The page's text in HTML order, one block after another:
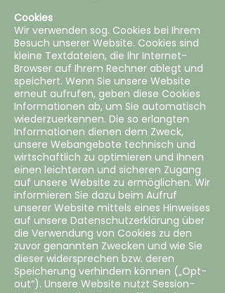
Cookies
‍Wir verwenden sog. Cookies bei Ihrem
Besuch unserer Website. Cookies sind
kleine Textdateien, die Ihr Internet-
Browser auf Ihrem Rechner ablegt und
speichert. Wenn Sie unsere Website
erneut aufrufen, geben diese Cookies
Informationen ab, um Sie automatisch
wiederzuerkennen. Die so erlangten
Informationen dienen dem Zweck,
unsere Webangebote technisch und
wirtschaftlich zu optimieren und Ihnen
einen leichteren und sicheren Zugang
auf unsere Website zu ermöglichen. Wir
informieren Sie dazu beim Aufruf
unserer Website mittels eines Hinweises
auf unsere Datenschutzerklärung über
die Verwendung von Cookies zu den
zuvor genannten Zwecken und wie Sie
dieser widersprechen bzw. deren
Speicherung verhindern können („Opt-
out“). Unsere Website nutzt Session-